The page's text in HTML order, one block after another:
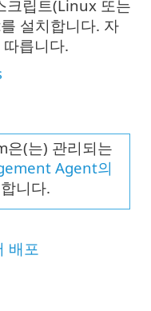
크립트(Linux 또는
설치합니다. 자
릅니다.
은(는) 관리되는
Agent의
니다.
배포